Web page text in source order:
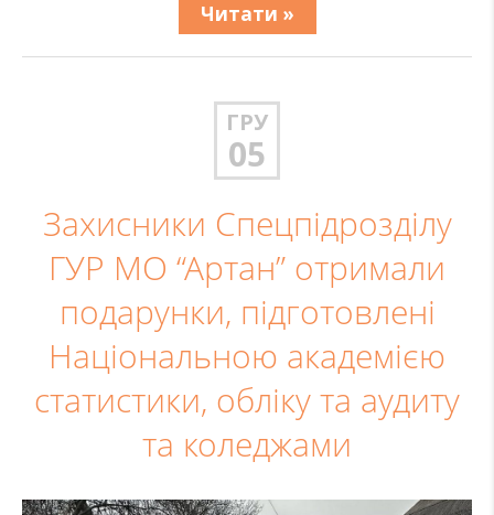
Читати »
ГРУ
05
Захисники Спецпідрозділу
ГУР МО “Артан” отримали
подарунки, підготовлені
Національною академією
статистики, обліку та аудиту
та коледжами